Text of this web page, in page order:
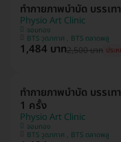
ทำกายภาพบำบัด บรรเ
Physio Art Clinic
จอมทอง
BTS วุฒากาศ , BTS ตลาดพลู
1,484 บาท2,500 บาท ประ
ทำกายภาพบำบัด บรรเ
1 ครั้ง
Physio Art Clinic
จอมทอง
BTS วุฒากาศ , BTS ตลาดพลู